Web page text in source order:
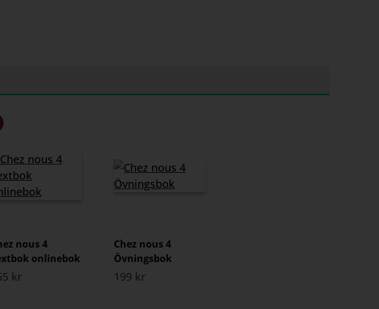
nous 4
onlinebok
kr
Chez nous 4
Övningsbok
199 kr